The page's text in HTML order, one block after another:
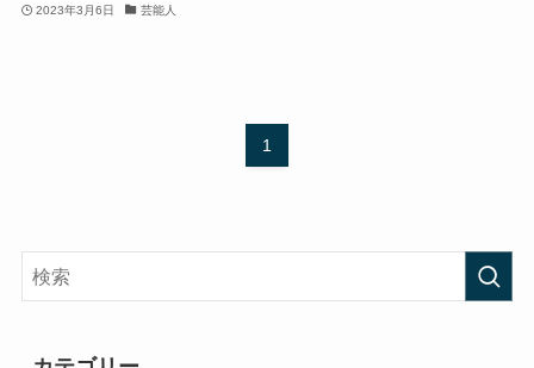
2023年3月6日 芸能人
1